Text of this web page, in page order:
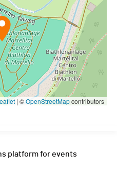
| ©OpenStreetMapcontributors
platform for events